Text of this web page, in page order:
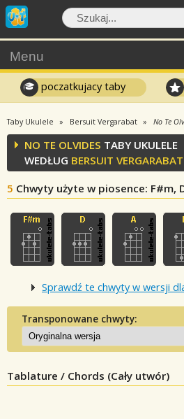
Menu
poczatkujacy taby
Taby Ukulele Bersuit Vergarabat No Te
NO TE OLVIDES TABY UKULELE
WEDŁUG BERSUIT VERGARABAT
5 Chwyty użyte w piosence: F#m,
Sprawdź te chwyty w wersji
Transponowane chwyty:
Tablature / Chords (Cały utwór)